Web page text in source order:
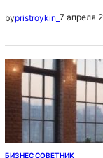
bypristroykin_ 7 апреля
БИЗНЕС СОВЕТНИК